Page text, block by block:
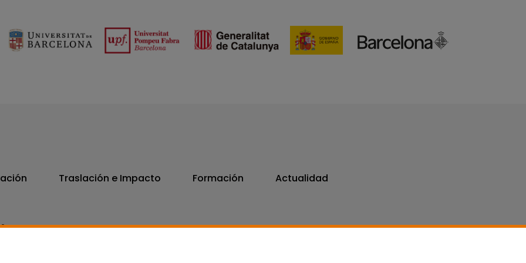
Traslación e Impacto Formación Actualidad